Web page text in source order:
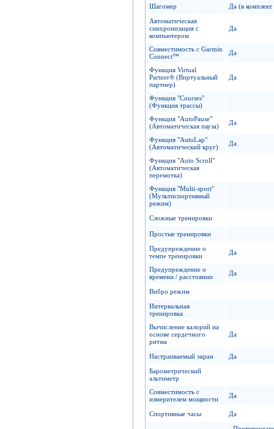
Шагомер
Да (в
Автоматическая
синхронизация с
компьютером
Да
Совместимость с Garmin
Connect™
Да
Функция Virtual
Partner® (Виртуальный
партнер)
Да
Функция "Сourses"
(Функция трассы)
Функция "AutoPause"
(Автоматическая пауза)
Да
Функция "AutoLap"
(Автоматический круг)
Да
Функция "Auto Scroll"
(Автоматическая
перемотка)
Функция "Multi-sport"
(Мультиспортивный
режим)
Сложные тренировки
Простые тренировки
Предупреждение о
темпе тренировки
Да
Предупреждение о
времени / расстоянии
Да
Вибро режим
Интервальная
тренировка
Вычисление калорий на
основе сердечного
ритма
Да
Настраиваемый экран
Да
Барометрический
альтиметр
Совместимость с
измерителем мощности
Да
Спортивные часы Да